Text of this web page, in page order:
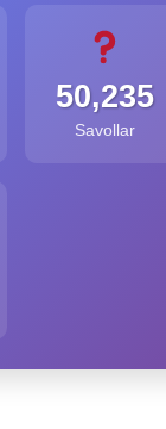
50,235
Savollar